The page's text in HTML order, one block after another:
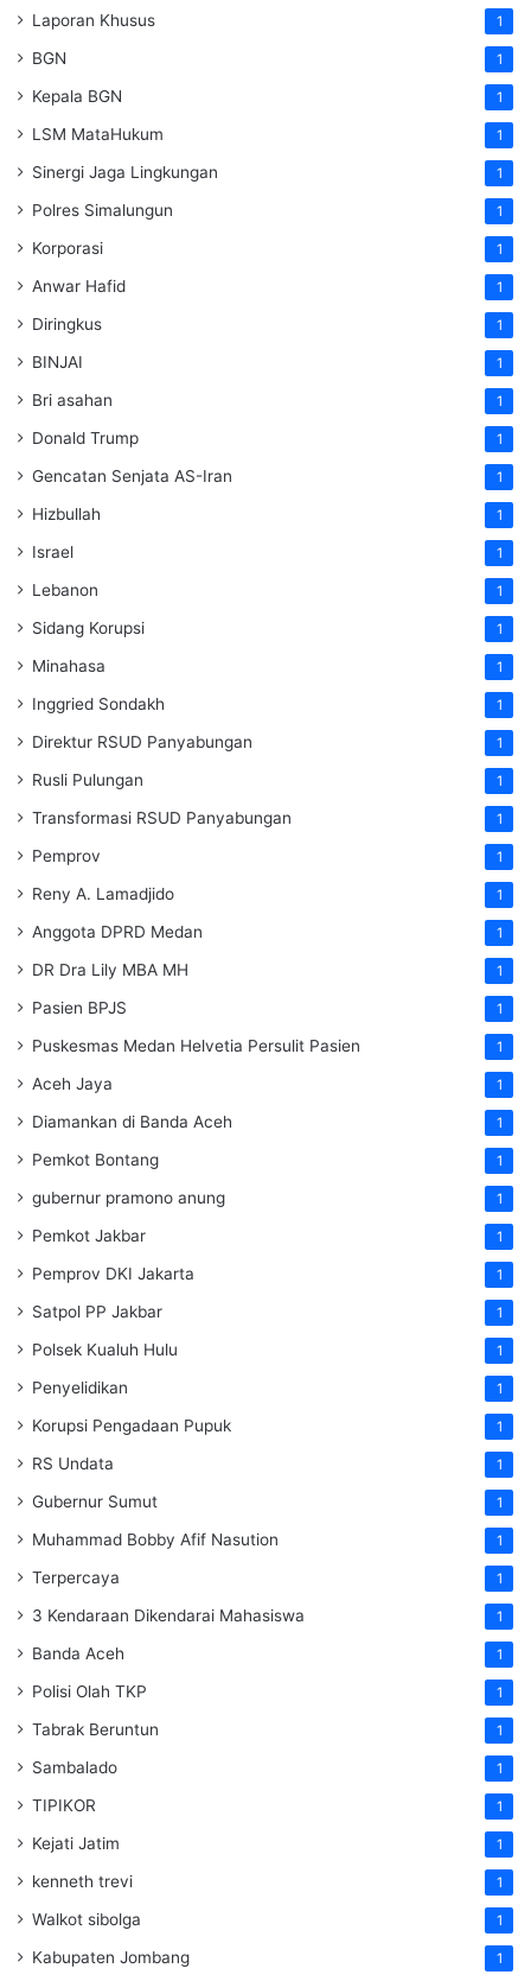
Laporan Khusus 1
BGN 1
Kepala BGN 1
LSM MataHukum 1
Sinergi Jaga Lingkungan 1
Polres Simalungun 1
Korporasi 1
Anwar Hafid 1
Diringkus 1
BINJAI 1
Bri asahan 1
Donald Trump 1
Gencatan Senjata AS-Iran 1
Hizbullah 1
Israel 1
Lebanon 1
Sidang Korupsi 1
Minahasa 1
Inggried Sondakh 1
Direktur RSUD Panyabungan 1
Rusli Pulungan 1
Transformasi RSUD Panyabungan 1
Pemprov 1
Reny A. Lamadjido 1
Anggota DPRD Medan 1
DR Dra Lily MBA MH 1
Pasien BPJS 1
Puskesmas Medan Helvetia Persulit Pasien 1
Aceh Jaya 1
Diamankan di Banda Aceh 1
Pemkot Bontang 1
gubernur pramono anung 1
Pemkot Jakbar 1
Pemprov DKI Jakarta 1
Satpol PP Jakbar 1
Polsek Kualuh Hulu 1
Penyelidikan 1
Korupsi Pengadaan Pupuk 1
RS Undata 1
Gubernur Sumut 1
Muhammad Bobby Afif Nasution 1
Terpercaya 1
3 Kendaraan Dikendarai Mahasiswa 1
Banda Aceh 1
Polisi Olah TKP 1
Tabrak Beruntun 1
Sambalado 1
TIPIKOR 1
Kejati Jatim 1
kenneth trevi 1
Walkot sibolga 1
Kabupaten Jombang 1